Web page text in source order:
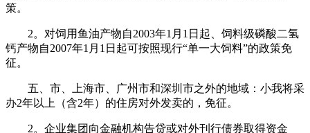
策。
2。对饲用鱼油产物自2003年1月1日起、饲料级磷酸二氢
钙产物自2007年1月1日起可按照现行“单一大饲料”的政策免
征。
五、市、上海市、广州市和深圳市之外的地域：小我将采
办2年以上（含2年）的住房对外发卖的，免征。
2。企业集团向金融机构告贷或对外刊行债券取得资金